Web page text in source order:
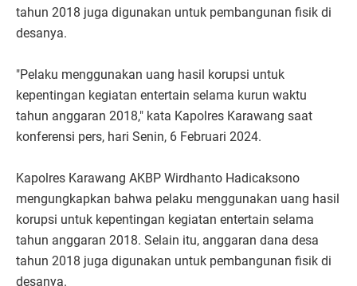
tahun 2018 juga digunakan untuk pembangunan fisik di
desanya.
"Pelaku menggunakan uang hasil korupsi untuk
kepentingan kegiatan entertain selama kurun waktu
tahun anggaran 2018," kata Kapolres Karawang saat
konferensi pers, hari Senin, 6 Februari 2024.
Kapolres Karawang AKBP Wirdhanto Hadicaksono
mengungkapkan bahwa pelaku menggunakan uang hasil
korupsi untuk kepentingan kegiatan entertain selama
tahun anggaran 2018. Selain itu, anggaran dana desa
tahun 2018 juga digunakan untuk pembangunan fisik di
desanya.